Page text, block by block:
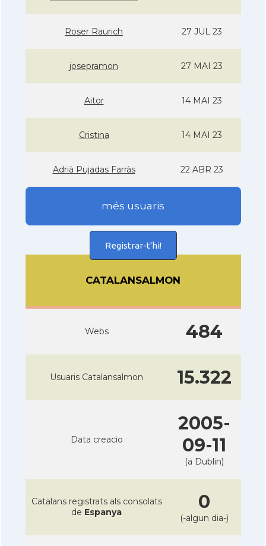
Roser Raurich 27 JUL 23
josepramon 27 MAI 23
Aitor 14 MAI 23
Cristina 14 MAI 23
Adrià Pujadas Farràs 22 ABR 23
més usuaris
Registrar-t'hi!
CATALANSALMON
Webs 484
Usuaris Catalansalmon 15.322
Data creacio
2005-
09-11
(a Dublin)
Catalans registrats als consolats
de Espanya 0
(-algun dia-)